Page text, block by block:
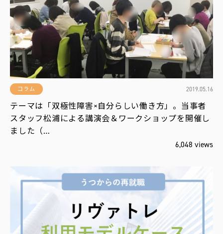
コラム 2019.05.16
テーマは「双極性障害×自分らしい働き方」。当事者
スタッフ松浦による講演会＆ワークショップを開催し
ました（…
6,048 views